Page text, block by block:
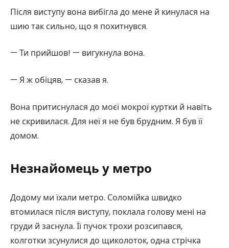
Після виступу вона вибігла до мене й кинулася на
шию так сильно, що я похитнувся.
— Ти прийшов! — вигукнула вона.
— Я ж обіцяв, — сказав я.
Вона притиснулася до моєї мокрої куртки й навіть
не скривилася. Для неї я не був брудним. Я був її
домом.
Незнайомець у метро
Додому ми їхали метро. Соломійка швидко
втомилася після виступу, поклала голову мені на
груди й заснула. Її пучок трохи розсипався,
колготки зсунулися до щиколоток, одна стрічка